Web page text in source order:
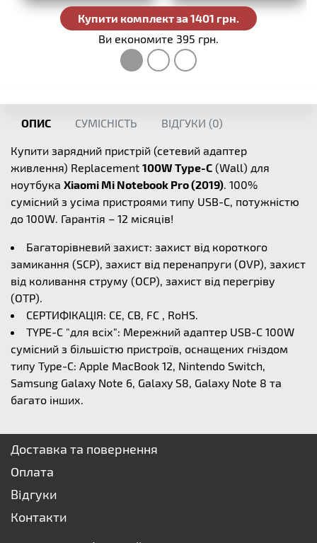
Купити комплект за 1401 грн.
Ви економите 395 грн.
ОПИС СУМІСНІСТЬ ВІДГУКИ (0)
Купити зарядний пристрій (сетевий адаптер
живлення) Replacement 100W Type-C (Wall) для
ноутбука Xiaomi Mi Notebook Pro (2019). 100%
сумісний з усіма пристроями типу USB-C, потужністю
до 100W. Гарантія – 12 місяців!
Багаторівневий захист: захист від короткого
замикання (SCP), захист від перенапруги (OVP), захист
від коливання струму (OCP), захист від перегріву
(OTP).
СЕРТИФІКАЦІЯ: CE, CB, FC , RoHS.
TYPE-C "для всіх": Мережний адаптер USB-C 100W
сумісний з більшістю пристроїв, оснащених гніздом
типу Type-C: Apple MacBook 12, Nintendo Switch,
Samsung Galaxy Note 6, Galaxy S8, Galaxy Note 8 та
багато інших.
Доставка та повернення
Оплата
Відгуки
Контакти